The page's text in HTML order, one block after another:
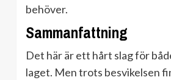
behöver.
Sammanfattning
Det här är ett hårt slag för
laget. Men trots besvikelsen